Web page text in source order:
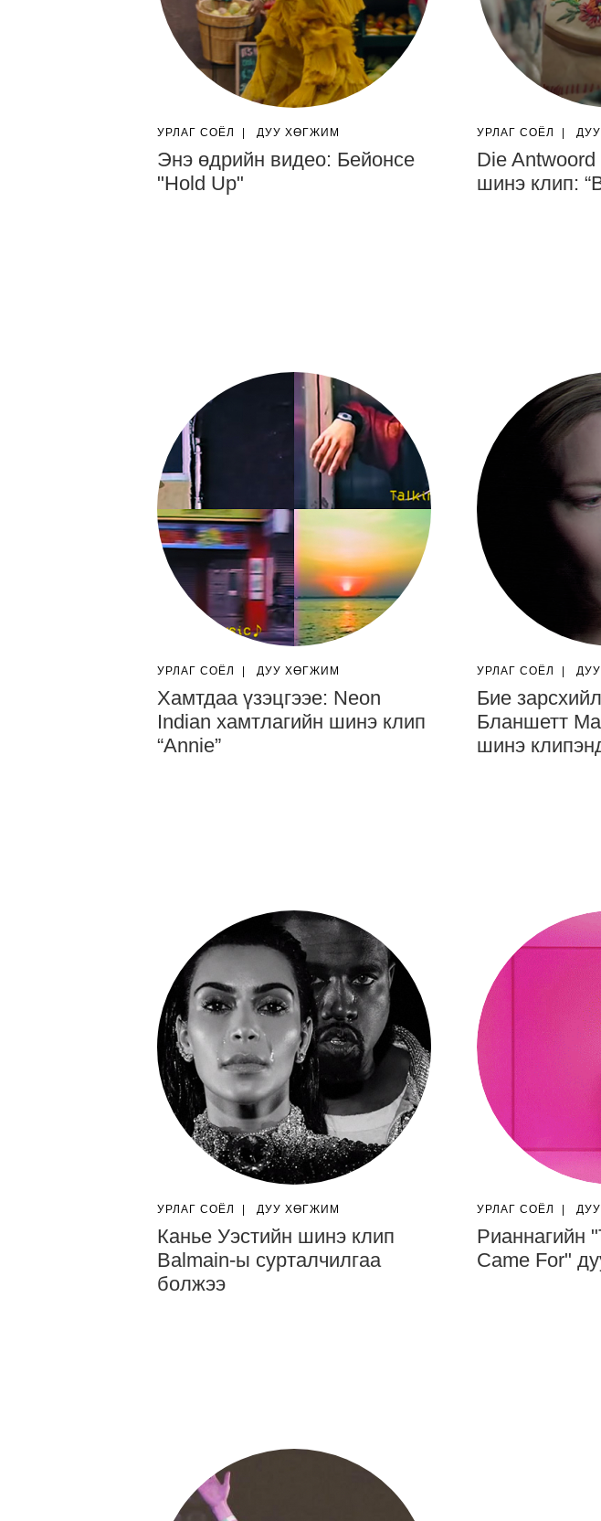
УРЛАГ СОЁЛ ДУУ ХӨГЖИМ
Энэ өдрийн видео: Бейонсе
"Hold Up"
УРЛАГ СОЁЛ
Die Antwoord
шинэ клип:
УРЛАГ СОЁЛ ДУУ ХӨГЖИМ
Хамтдаа үзэцгээе: Neon
Indian хамтлагийн шинэ клип
“Annie”
УРЛАГ СОЁЛ
Бие
Бланшетт
шинэ
УРЛАГ СОЁЛ ДУУ ХӨГЖИМ
Канье Уэстийн шинэ клип
Balmain-ы сурталчилгаа
болжээ
УРЛАГ СОЁЛ
Рианнагийн
Came For"